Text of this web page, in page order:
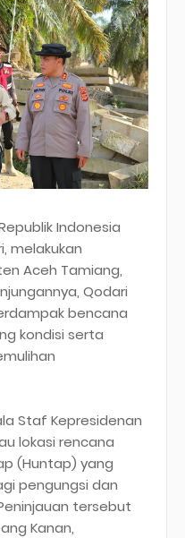
Indonesia
melakukan
Aceh Tamiang,
Qodari
bencana
kondisi serta
Staf Kepresidenan
lokasi rencana
(Huntap) yang
pengungsi dan
tersebut
Kanan,